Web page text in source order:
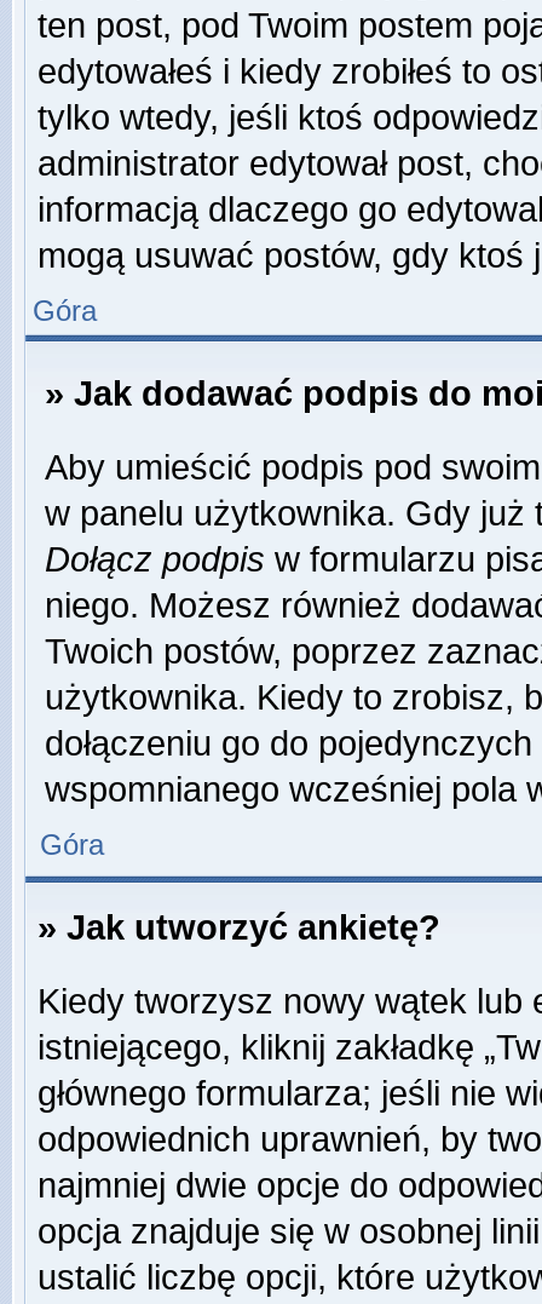
ten post, pod Twoim postem
edytowałeś i kiedy zrobiłeś to
tylko wtedy, jeśli ktoś
administrator edytował post,
informacją dlaczego go
mogą usuwać postów, gdy ktoś
Góra
» Jak dodawać podpis do
Aby umieścić podpis pod
w panelu użytkownika. Gdy
Dołącz podpis w formularzu
niego. Możesz również
Twoich postów, poprzez
użytkownika. Kiedy to zrobisz,
dołączeniu go do
wspomnianego wcześniej pola
Góra
» Jak utworzyć ankietę?
Kiedy tworzysz nowy wątek lub
istniejącego, kliknij zakładkę
głównego formularza; jeśli nie
odpowiednich uprawnień, by
najmniej dwie opcje do
opcja znajduje się w osobnej
ustalić liczbę opcji, które